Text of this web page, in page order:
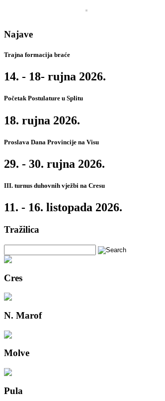
Najave
Trajna formacija braće
14. - 18- rujna 2026.
Početak Postulature u Splitu
18. rujna 2026.
Proslava Dana Provincije na Visu
29. - 30. rujna 2026.
III. turnus duhovnih vježbi na Cresu
11. - 16. listopada 2026.
Tražilica
Cres
N. Marof
Molve
Pula